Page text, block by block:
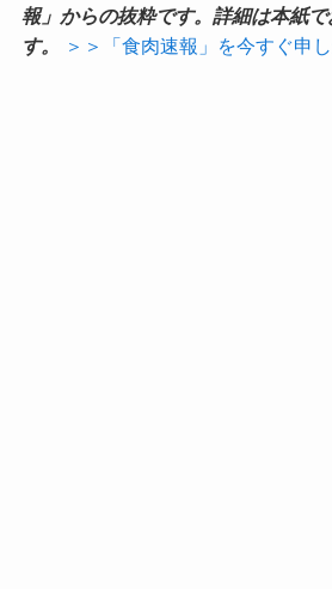
報」からの抜粋です。詳細は本紙
す。
＞＞「食肉速報」を今すぐ申